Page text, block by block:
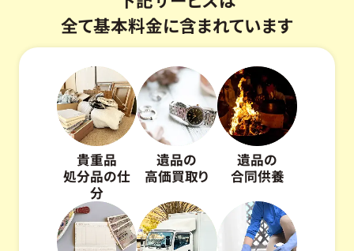
全て基本料金に含まれています
貴重品
処分品の仕
分
遺品の
高価買取り
遺品の
合同供養